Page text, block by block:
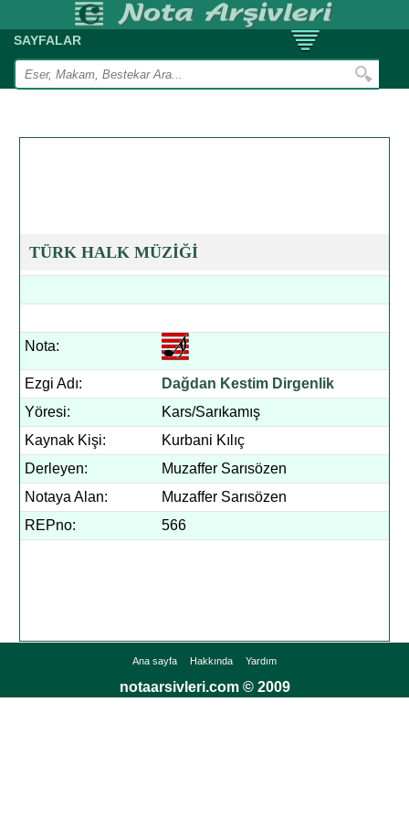
SAYFALAR
TÜRK HALK MÜZİĞİ
Nota:
Ezgi Adı:
Dağdan Kestim Dirgenlik
Yöresi:
Kars/Sarıkamış
Kaynak Kişi:
Kurbani Kılıç
Derleyen:
Muzaffer Sarısözen
Notaya Alan:
Muzaffer Sarısözen
REPno:
566
Ana sayfa Hakkında Yardım
notaarsivleri.com © 2009